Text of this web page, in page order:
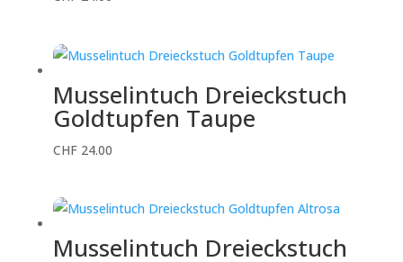
Musselintuch Dreieckstuch
Goldtupfen Taupe
CHF24.00
Musselintuch Dreieckstuch